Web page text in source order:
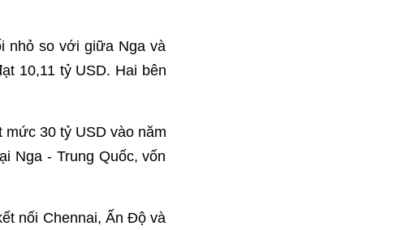
nhỏ so với giữa Nga và
10,11 tỷ USD. Hai bên
30 tỷ USD vào năm
Nga - Trung Quốc, vốn
nối Chennai, Ấn Độ và